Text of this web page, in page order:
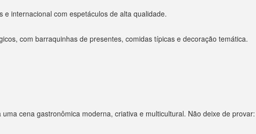
internacional com espetáculos de alta qualidade.
com barraquinhas de presentes, comidas típicas e decoração temática.
cena gastronômica moderna, criativa e multicultural. Não deixe de provar: